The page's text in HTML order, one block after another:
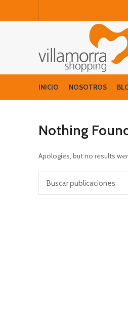
INICIO NOSOTROS
Nothing
Apologies, but no results